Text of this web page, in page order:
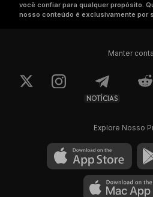
você confiar para qualquer propósito.
nosso conteúdo é exclusivamente por
Manter
NOTÍCIAS
Explore Nosso